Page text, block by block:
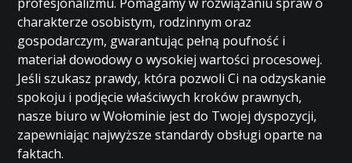
charakterze osobistym, rodzinnym oraz
gospodarczym, gwarantując pełną poufność i
materiał dowodowy o wysokiej wartości procesowej.
Jeśli szukasz prawdy, która pozwoli Ci na odzyskanie
spokoju i podjęcie właściwych kroków prawnych,
nasze biuro w Wołominie jest do Twojej dyspozycji,
zapewniając najwyższe standardy obsługi oparte na
faktach.